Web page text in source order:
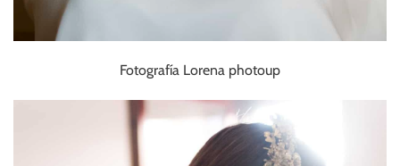
Fotografía Lorena photoup